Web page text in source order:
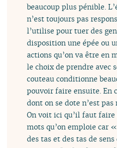
beaucoup plus pénible.
n’est toujours pas
l’utilise pour tuer des
disposition une épée ou
actions qu’on va être en
le choix de prendre avec
couteau conditionne
pouvoir faire ensuite. En
dont on se dote n’est pas
On voit ici qu’il faut
mots qu’on emploie car
des tas et des tas de